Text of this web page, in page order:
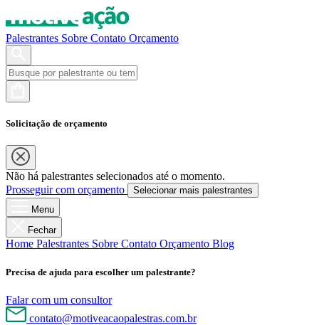
Palestrantes Sobre Contato Orçamento
Solicitação de orçamento
Não há palestrantes selecionados até o momento.
Prosseguir com orçamento
Selecionar mais palestrantes
Menu
Fechar
Home Palestrantes Sobre Contato Orçamento Blog
Precisa de ajuda para escolher um palestrante?
Falar com um consultor
contato@motiveacaopalestras.com.br